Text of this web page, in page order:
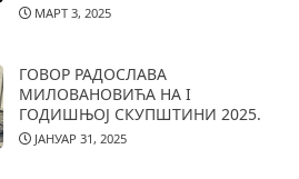
МАРТ 3, 2025
ГОВОР РАДОСЛАВА
МИЛОВАНОВИЋА НА I
ГОДИШЊОЈ СКУПШТИНИ 2025.
ЈАНУАР 31, 2025